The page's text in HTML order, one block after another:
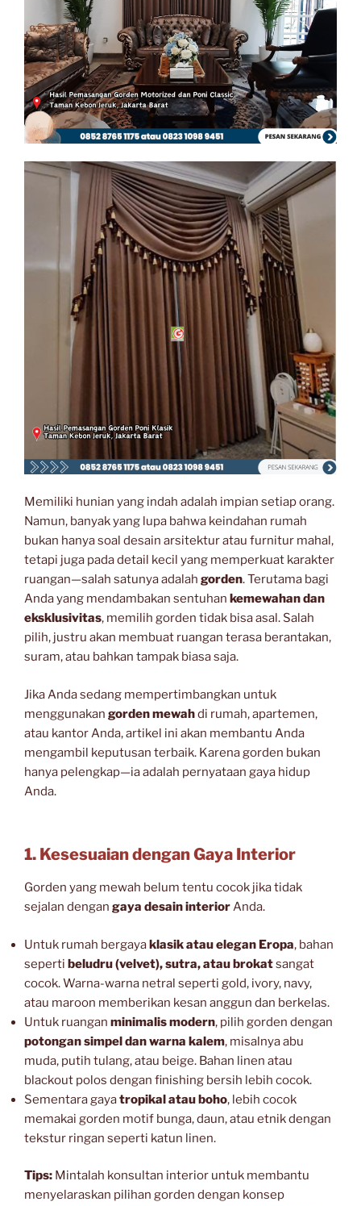
Memiliki hunian yang indah adalah impian setiap orang.
Namun, banyak yang lupa bahwa keindahan rumah
bukan hanya soal desain arsitektur atau furnitur mahal,
tetapi juga pada detail kecil yang memperkuat karakter
ruangan—salah satunya adalah gorden. Terutama bagi
Anda yang mendambakan sentuhan kemewahan dan
eksklusivitas, memilih gorden tidak bisa asal. Salah
pilih, justru akan membuat ruangan terasa berantakan,
suram, atau bahkan tampak biasa saja.
Jika Anda sedang mempertimbangkan untuk
menggunakan gorden mewahdi rumah, apartemen,
atau kantor Anda, artikel ini akan membantu Anda
mengambil keputusan terbaik. Karena gorden bukan
hanya pelengkap—ia adalah pernyataan gaya hidup
Anda.
1. Kesesuaian dengan Gaya Interior
Gorden yang mewah belum tentu cocok jika tidak
sejalan dengan gaya desain interiorAnda.
Untuk rumah bergayaklasik atau elegan Eropa, bahan
seperti beludru (velvet), sutra, atau brokatsangat
cocok. Warna-warna netral seperti gold, ivory, navy,
atau maroon memberikan kesan anggun dan berkelas.
Untuk ruangan minimalis modern, pilih gorden dengan
potongan simpel dan warna kalem, misalnya abu
muda, putih tulang, atau beige. Bahan linen atau
blackout polos dengan finishing bersih lebih cocok.
Sementara gayatropikal atau boho, lebih cocok
memakai gorden motif bunga, daun, atau etnik dengan
tekstur ringan seperti katun linen.
Tips: Mintalah konsultan interior untuk membantu
menyelaraskan pilihan gorden dengan konsep